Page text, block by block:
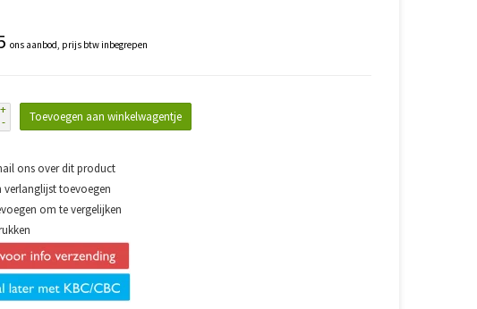
ons aanbod, prijs btw inbegrepen
+
-
Toevoegen aan winkelwagentje
ons over dit product
verlanglijst toevoegen
om te vergelijken